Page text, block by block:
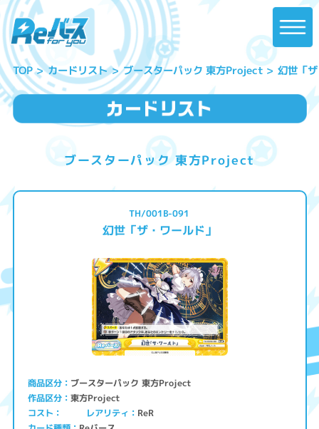
TOP カードリスト ブースターパック 東方Project 幻世「
ブースターパック 東方Project
TH/001B-091
幻世「ザ・ワールド」
商品区分 ブースターパック 東方Project
作品区分 東方Project
コスト レアリティ ReR